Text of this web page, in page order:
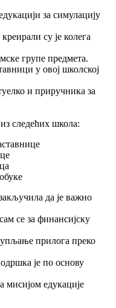
за симулацију
су је колега
групе предмета.
у овој школској
и приручника за
следећих школа:
да је важно
се за финансијску
прилога преко
је по основу
мисијом едукације